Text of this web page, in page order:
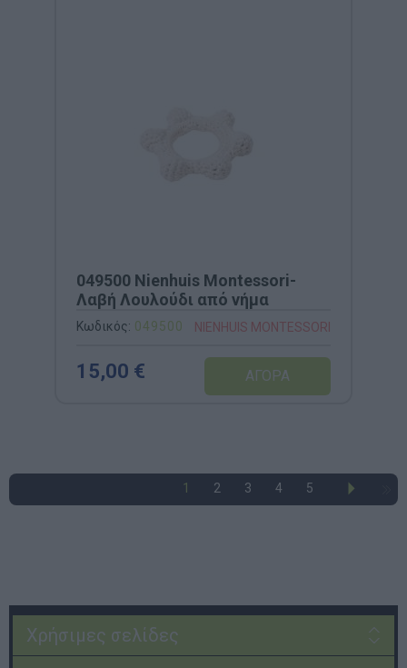
049500 Nienhuis Montessori-
Λαβή Λουλούδι από νήμα
Κωδικός: 049500 NIENHUIS MONTESSORI
15,00 €
1 2 3 4 5
Χρήσιμες σελίδες